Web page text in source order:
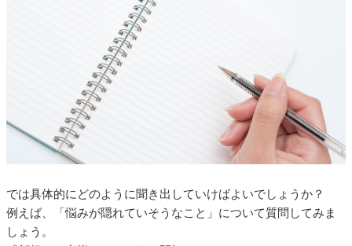
では具体的にどのように聞き出していけばよいでしょうか？
例えば、「悩みが隠れていそうなこと」について質問してみま
しょう。